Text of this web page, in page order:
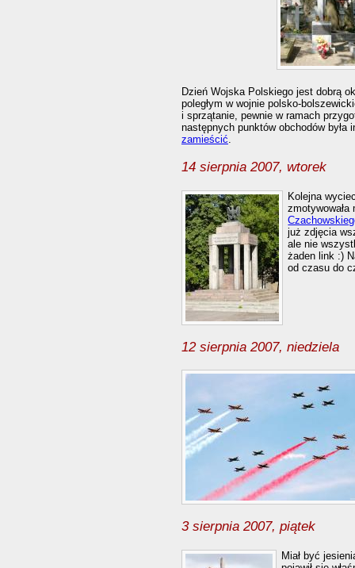
Dzień Wojska Polskiego jest dobrą
poległym w wojnie polsko-
i sprzątanie, pewnie w ramach
następnych punktów obchodów
zamieścić.
14 sierpnia 2007, wtorek
Kolejna
już zdjęcia
ale nie
żaden link :)
od czasu do
12 sierpnia 2007, niedziela
3 sierpnia 2007, piątek
Miał być